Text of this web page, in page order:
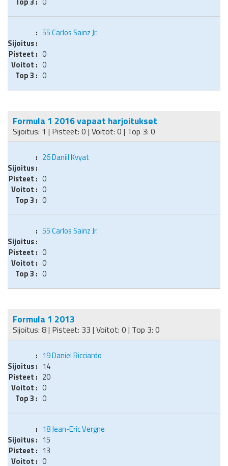
55Carlos Sainz Jr.
0
0
0
Formula 1 2016 vapaat harjoitukset
Sijoitus: 1 | Pisteet: 0 | Voitot: 0 | Top 3: 0
26Daniil Kvyat
0
0
0
55Carlos Sainz Jr.
0
0
0
Formula 1 2013
Sijoitus: 8 | Pisteet: 33 | Voitot: 0 | Top 3: 0
19Daniel Ricciardo
14
20
0
0
18Jean-Eric Vergne
15
13
0